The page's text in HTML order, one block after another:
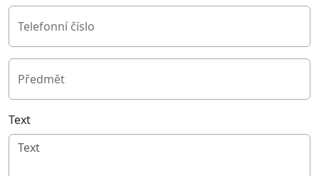
Telefonní číslo
Předmět
Text